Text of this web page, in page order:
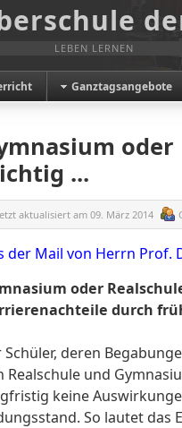
LEBEN LERNEN
Ganztagsangebote
...
aktualisiert am09. März 2014
der Mail von Herrn Prof.
oder
durch
Schüler, deren
Realschule und
keine
So lautet das